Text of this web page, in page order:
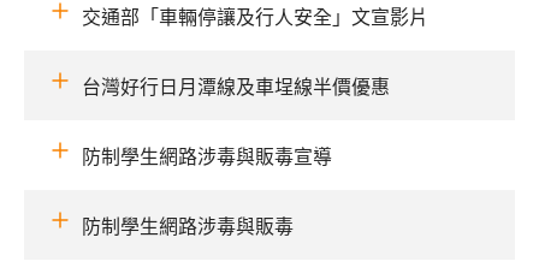
交通部「車輛停讓及行人安全」文宣影片
台灣好行日月潭線及車埕線半價優惠
防制學生網路涉毒與販毒宣導
防制學生網路涉毒與販毒